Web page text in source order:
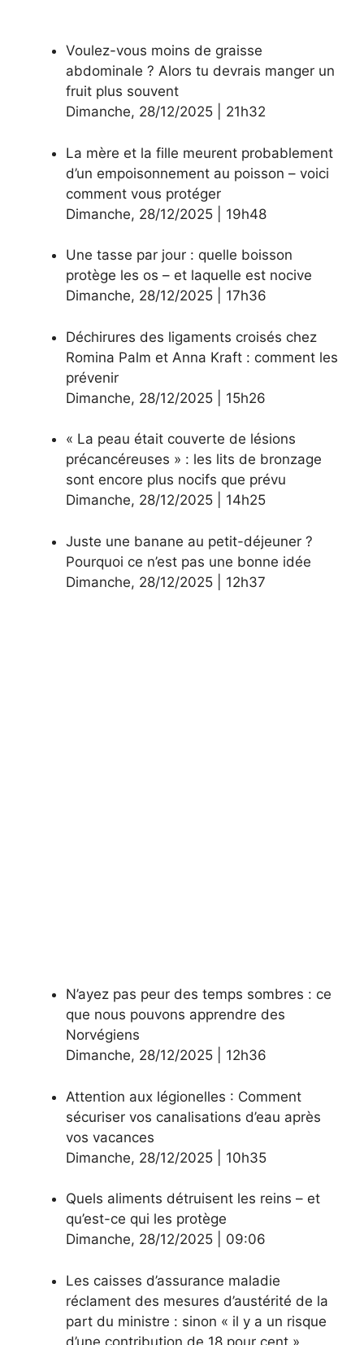
Voulez-vous moins de graisse
abdominale ? Alors tu devrais manger un
fruit plus souvent
Dimanche, 28/12/2025 21h32
La mère et la fille meurent probablement
d’un empoisonnement au poisson – voici
comment vous protéger
Dimanche, 28/12/2025 19h48
Une tasse par jour : quelle boisson
protège les os – et laquelle est nocive
Dimanche, 28/12/2025 17h36
Déchirures des ligaments croisés chez
Romina Palm et Anna Kraft : comment les
prévenir
Dimanche, 28/12/2025 15h26
« La peau était couverte de lésions
précancéreuses » : les lits de bronzage
sont encore plus nocifs que prévu
Dimanche, 28/12/2025 14h25
Juste une banane au petit-déjeuner ?
Pourquoi ce n’est pas une bonne idée
Dimanche, 28/12/2025 12h37
N’ayez pas peur des temps sombres : ce
que nous pouvons apprendre des
Norvégiens
Dimanche, 28/12/2025 12h36
Attention aux légionelles : Comment
sécuriser vos canalisations d’eau après
vos vacances
Dimanche, 28/12/2025 10h35
Quels aliments détruisent les reins – et
qu’est-ce qui les protège
Dimanche, 28/12/2025 09:06
Les caisses d’assurance maladie
réclament des mesures d’austérité de la
part du ministre : sinon « il y a un risque
d’une contribution de 18 pour cent »